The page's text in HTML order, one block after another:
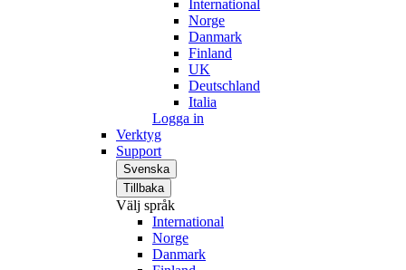
International
Norge
Danmark
Finland
UK
Deutschland
Italia
Logga in
Verktyg
Support
Svenska
Tillbaka
Välj språk
International
Norge
Danmark